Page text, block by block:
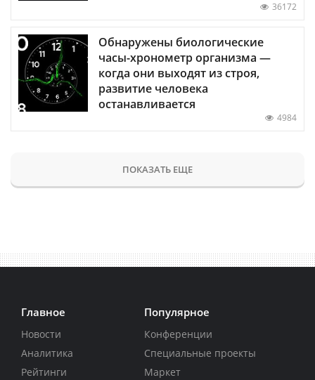
36172
Обнаружены биологические
часы-хронометр организма —
когда они выходят из строя,
развитие человека
останавливается
4984
ПОКАЗАТЬ ЕЩЕ
Главное
Новости
Аналитика
Рейтинги
Популярное
Конференции
Специальные проекты
Маркет